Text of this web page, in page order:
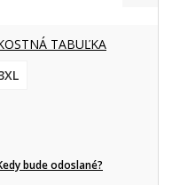
TABUĽKA
bude odoslané?